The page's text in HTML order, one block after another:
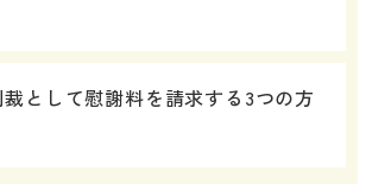
として慰謝料を請求する3つの方